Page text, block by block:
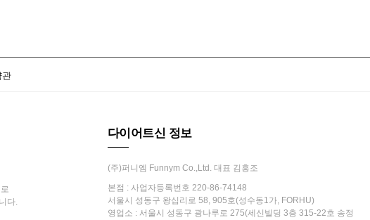
관
다.
다이어트신 정보
(주)퍼니엠 Funnym Co.,Ltd. 대표 김흥조
본점 : 사업자등록번호 220-86-74148
서울시 성동구 왕십리로 58, 905호(성수동1가, FORHU)
영업소 : 서울시 성동구 광나루로 275(세신빌딩 3층 315-22호 송정